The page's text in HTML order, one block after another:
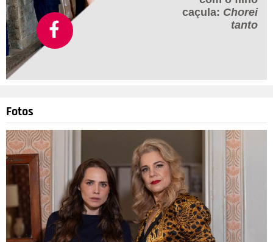
caçula: Chorei
tanto
Fotos